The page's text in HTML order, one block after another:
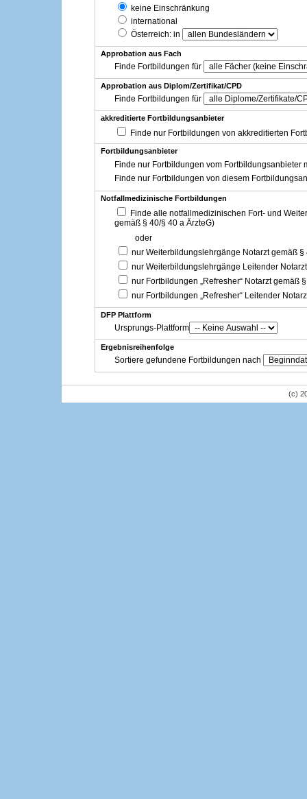
keine Einschränkung
international
Österreich: in
Approbation aus Fach
Finde Fortbildungen für
Approbation aus Diplom/Zertifikat/CPD
Finde Fortbildungen für
akkreditierte Fortbildungsanbieter
Finde nur Fortbildungen von akkreditierten
Fortbildungsanbieter
Finde nur Fortbildungen vom Fortbildungsanbieter
Finde nur Fortbildungen von diesem
Notfallmedizinische Fortbildungen
Finde alle notfallmedizinischen Fort- und
gemäß § 40/§ 40 a ÄrzteG)
oder
nur Weiterbildungslehrgänge Notarzt gemäß §
nur Weiterbildungslehrgänge Leitender
nur Fortbildungen „Refresher“ Notarzt gemäß
nur Fortbildungen „Refresher“ Leitender
DFP Plattform
Ursprungs-Plattform
Ergebnisreihenfolge
Sortiere gefundene Fortbildungen nach
(c)